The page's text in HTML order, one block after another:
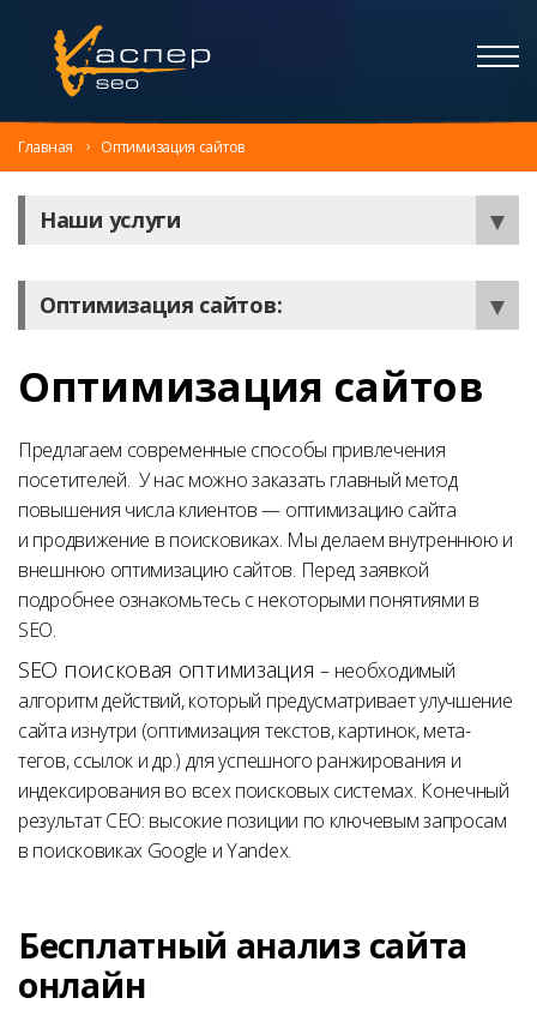
Главная Оптимизация сайтов
Оптимизация сайтов:
Наши услуги
Оптимизация сайтов
Предлагаем современные способы привлечения
посетителей. У нас можно заказать главный метод
повышения числа клиентов — оптимизацию сайта
и продвижение в поисковиках. Мы делаем внутреннюю и
внешнюю оптимизацию сайтов. Перед заявкой
подробнее ознакомьтесь с некоторыми понятиями в
SEO.
SEO поисковая оптимизация– необходимый
алгоритм действий, который предусматривает улучшение
сайта изнутри (оптимизация текстов, картинок, мета-
тегов, ссылок и др.) для успешного ранжирования и
индексирования во всех поисковых системах. Конечный
результат СЕО: высокие позиции по ключевым запросам
в поисковиках Google и Yandex.
Бесплатный анализ сайта
онлайн